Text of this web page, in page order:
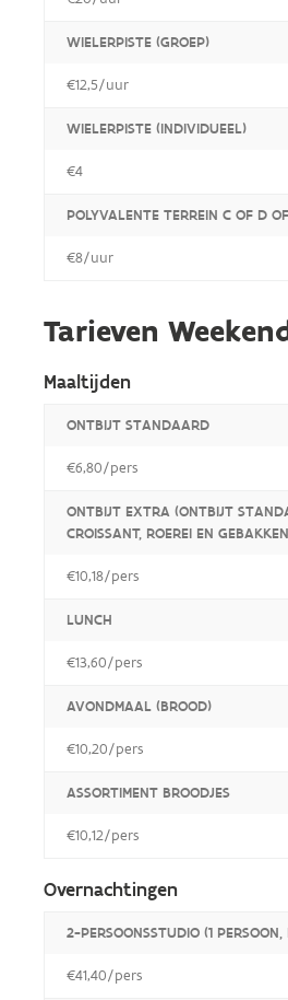
WIELERPISTE (GROEP)
€12,5/uur
WIELERPISTE (INDIVIDUEEL)
€4
POLYVALENTE TERREIN C OF D
€8/uur
Tarieven
Maaltijden
ONTBIJT STANDAARD
€6,80/pers
ONTBIJT EXTRA (ONTBIJT
CROISSANT, ROEREI EN
€10,18/pers
LUNCH
€13,60/pers
AVONDMAAL (BROOD)
€10,20/pers
ASSORTIMENT BROODJES
€10,12/pers
Overnachtingen
2-PERSOONSSTUDIO (1
€41,40/pers